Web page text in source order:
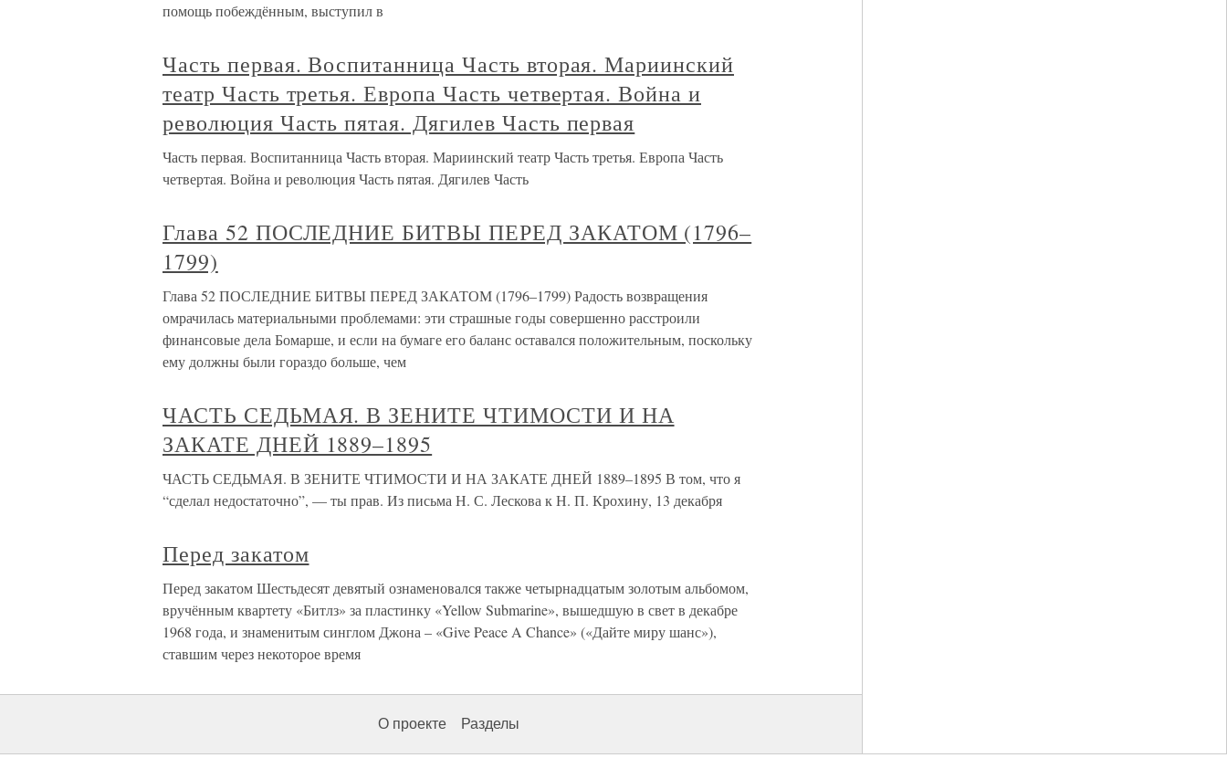
помощь побеждённым, выступил в
Часть первая. Воспитанница Часть вторая. Мариинский
театр Часть третья. Европа Часть четвертая. Война и
революция Часть пятая. Дягилев Часть первая
Часть первая. Воспитанница Часть вторая. Мариинский театр Часть третья. Европа Часть
четвертая. Война и революция Часть пятая. Дягилев Часть
Глава 52 ПОСЛЕДНИЕ БИТВЫ ПЕРЕД ЗАКАТОМ (1796–
1799)
Глава 52 ПОСЛЕДНИЕ БИТВЫ ПЕРЕД ЗАКАТОМ (1796–1799) Радость возвращения
омрачилась материальными проблемами: эти страшные годы совершенно расстроили
финансовые дела Бомарше, и если на бумаге его баланс оставался положительным, поскольку
ему должны были гораздо больше, чем
ЧАСТЬ СЕДЬМАЯ. В ЗЕНИТЕ ЧТИМОСТИ И НА
ЗАКАТЕ ДНЕЙ 1889–1895
ЧАСТЬ СЕДЬМАЯ. В ЗЕНИТЕ ЧТИМОСТИ И НА ЗАКАТЕ ДНЕЙ 1889–1895 В том, что я
“сделал недостаточно”, — ты прав. Из письма Н. С. Лескова к Н. П. Крохину, 13 декабря
Перед закатом
Перед закатом Шестьдесят девятый ознаменовался также четырнадцатым золотым альбомом,
вручённым квартету «Битлз» за пластинку «Yellow Submarine», вышедшую в свет в декабре
1968 года, и знаменитым синглом Джона – «Give Peace A Chance» («Дайте миру шанс»),
ставшим через некоторое время
О проекте Разделы